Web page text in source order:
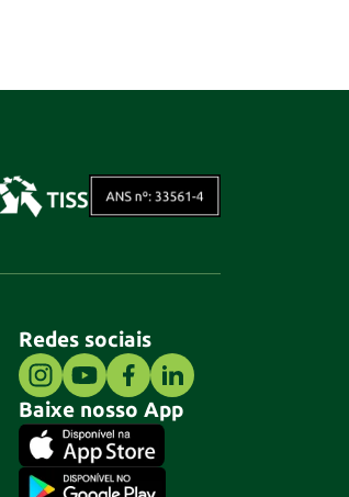
Redes sociais
Baixe nosso App